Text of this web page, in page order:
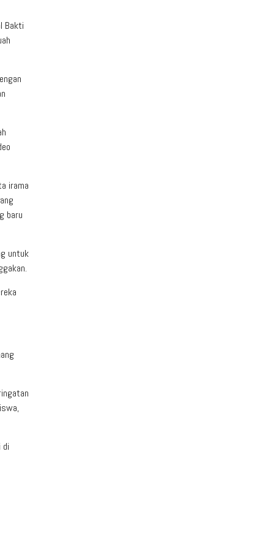
Bakti
irama
baru
untuk
di